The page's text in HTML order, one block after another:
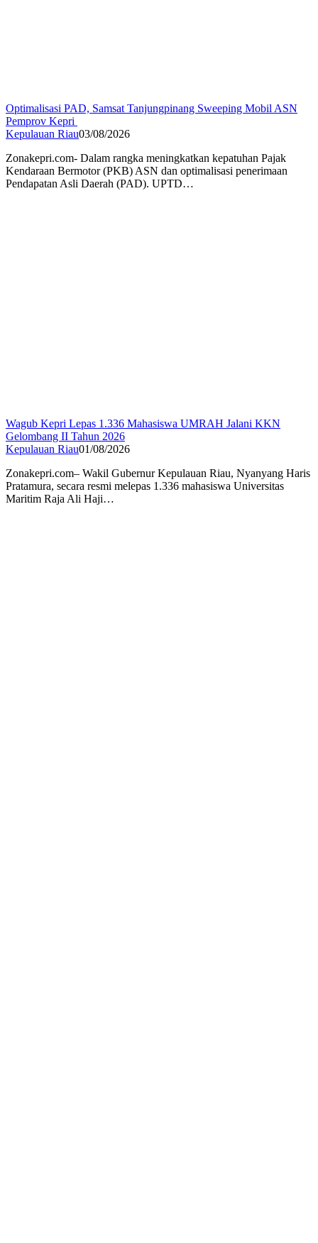
Optimalisasi PAD, Samsat Tanjungpinang Sweeping Mobil ASN
Pemprov Kepri
Kepulauan Riau03/08/2026
Zonakepri.com- Dalam rangka meningkatkan kepatuhan Pajak
Kendaraan Bermotor (PKB) ASN dan optimalisasi penerimaan
Pendapatan Asli Daerah (PAD). UPTD…
Wagub Kepri Lepas 1.336 Mahasiswa UMRAH Jalani KKN
Gelombang II Tahun 2026
Kepulauan Riau01/08/2026
Zonakepri.com– Wakil Gubernur Kepulauan Riau, Nyanyang Haris
Pratamura, secara resmi melepas 1.336 mahasiswa Universitas
Maritim Raja Ali Haji…